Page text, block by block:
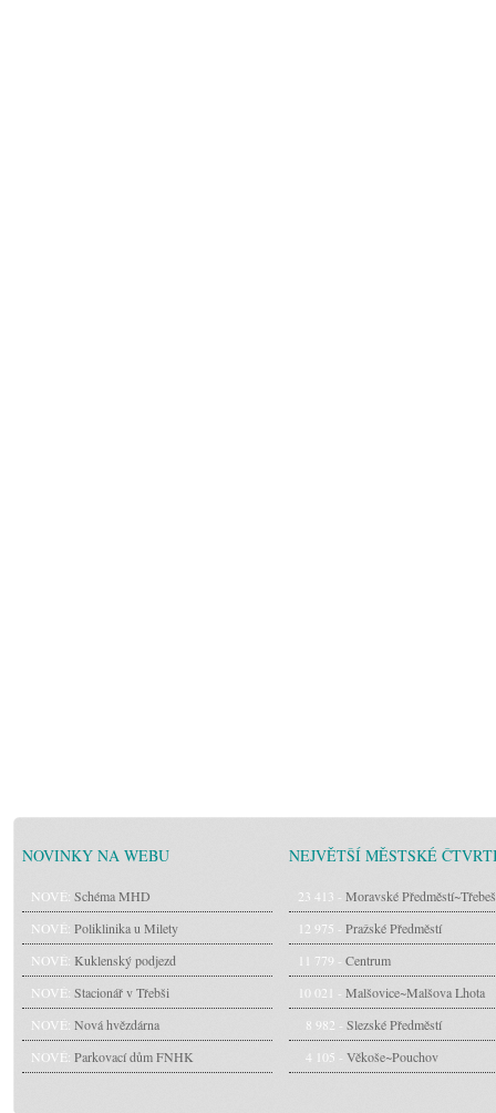
NOVINKY NA WEBU
NOVÉ: Schéma MHD
NOVÉ: Poliklinika u Milety
NOVÉ: Kuklenský podjezd
NOVÉ: Stacionář v Třebši
NOVÉ: Nová hvězdárna
NOVÉ: Parkovací dům FNHK
NEJVĚTŠÍ MĚSTSKÉ
23 413 - Moravské Předměstí~Třebeš
12 975 - Pražské Předměstí
11 779 - Centrum
10 021 - Malšovice~Malšova Lhota
8 982 - Slezské Předměstí
4 105 - Věkoše~Pouchov